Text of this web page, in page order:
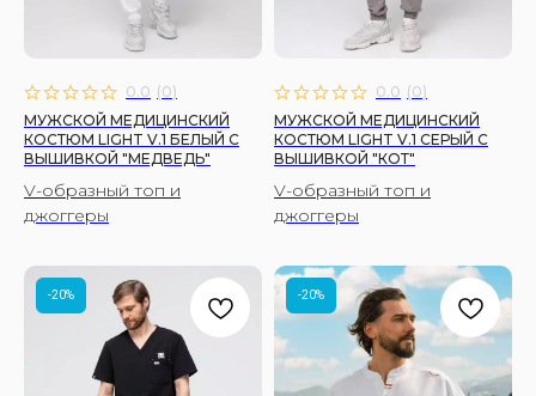
0.0 (0)
МУЖСКОЙ МЕДИЦИНСКИЙ
КОСТЮМ LIGHT V.1 БЕЛЫЙ C
ВЫШИВКОЙ "МЕДВЕДЬ"
V-образный топ и
джоггеры
0.0 (0)
МУЖСКОЙ МЕДИЦИНСКИЙ
КОСТЮМ LIGHT V.1 СЕРЫЙ C
ВЫШИВКОЙ "КОТ"
V-образный топ и
джоггеры
-20% -20%